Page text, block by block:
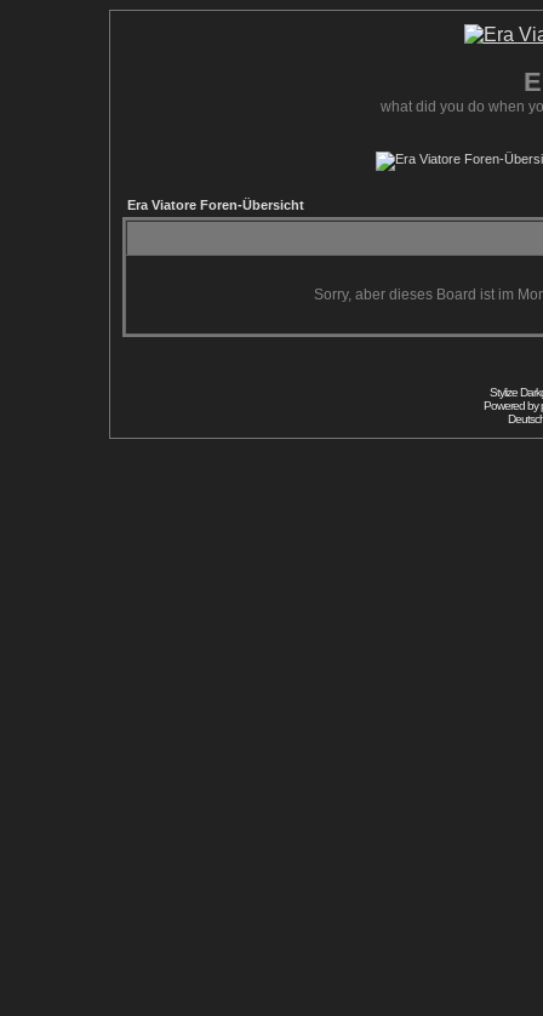
what did you do when
Era Viatore Foren-Übersicht
Sorry, aber dieses Board ist im
Stylize
Powered by